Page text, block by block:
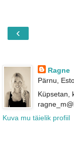
‹
Ragne
Pärnu,
Küpsetan,
Kuva mu täielik profiil